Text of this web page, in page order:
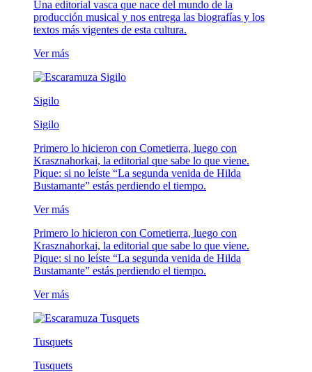
Una editorial vasca que nace del mundo de la
producción musical y nos entrega las biografías y los
textos más vigentes de esta cultura.
Ver más
Sigilo
Sigilo
Primero lo hicieron con Cometierra, luego con
Krasznahorkai, la editorial que sabe lo que viene.
Pique: si no leíste “La segunda venida de Hilda
Bustamante” estás perdiendo el tiempo.
Ver más
Primero lo hicieron con Cometierra, luego con
Krasznahorkai, la editorial que sabe lo que viene.
Pique: si no leíste “La segunda venida de Hilda
Bustamante” estás perdiendo el tiempo.
Ver más
Tusquets
Tusquets